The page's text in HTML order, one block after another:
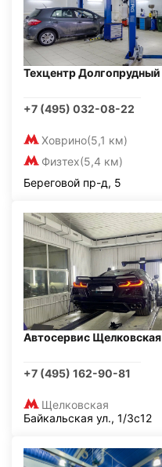
Техцентр Долгопрудный
+7 (495) 032-08-22
Ховрино(5,1 км)
Физтех(5,4 км)
Береговой пр-д, 5
Автосервис Щелковская
+7 (495) 162-90-81
Щелковская
Байкальская ул., 1/3с12